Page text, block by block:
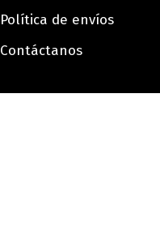
Política de envíos
Contáctanos